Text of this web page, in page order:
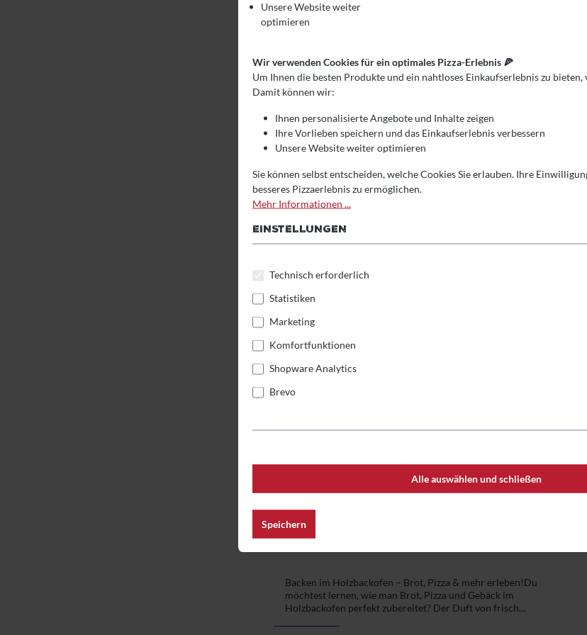
Backen & Kochen im
Holzbackofen mit Frank
Backen im Holzbackofen – Brot, Pizza & mehr erleben!Du
möchtest lernen, wie man Brot, Pizza und Gebäck im
Holzbackofen perfekt zubereitet? Der Duft von frisch
Unsere Website weiter
optimieren
Wir verwenden Cookies für ein optimales Pizza-Erlebnis 🍕
Um Ihnen die besten Produkte und ein nahtloses Einkaufserlebnis zu bieten,
Damit können wir:
Ihnen personalisierte Angebote und Inhalte zeigen
Ihre Vorlieben speichern und das Einkaufserlebnis verbessern
Unsere Website weiter optimieren
Sie können selbst entscheiden, welche Cookies Sie erlauben. Ihre
besseres Pizzaerlebnis zu ermöglichen.
Mehr Informationen ...
EINSTELLUNGEN
Technisch erforderlich
Statistiken
Marketing
Komfortfunktionen
Shopware Analytics
Brevo
Alle auswählen und schließen
Speichern